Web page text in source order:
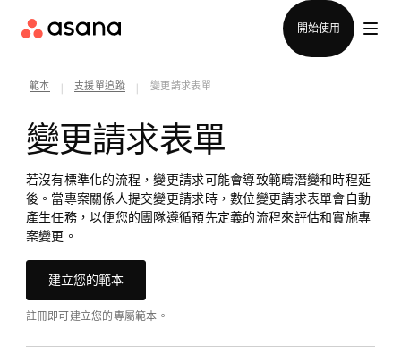
開始使用
範本 支援單追蹤 變更請求表單
變更請求表單
若沒有標準化的流程，變更請求可能會導致範疇潛變和時程延
後。當專案關係人提交變更請求時，數位變更請求表單會自動
產生任務，以便您的團隊遵循預先定義的流程來評估和實施專
案變更。
建立您的範本
註冊即可建立您的專屬範本。